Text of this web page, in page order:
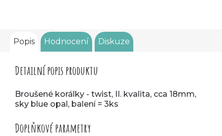
Popis Hodnocení Diskuze
Detailní popis produktu
Broušené korálky - twist, II. kvalita, cca 18mm,
sky blue opal, balení = 3ks
Doplňkové parametry